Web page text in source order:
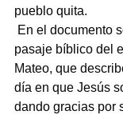
pueblo quita.
En el documento
pasaje bíblico del
Mateo, que
día en que Jesús
dando gracias por